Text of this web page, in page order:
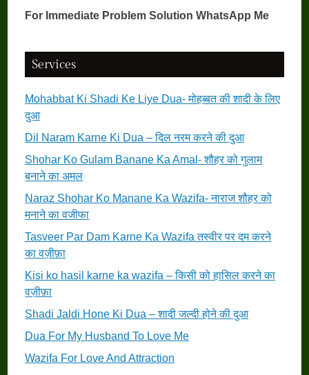
For Immediate Problem Solution WhatsApp Me
Services
Mohabbat Ki Shadi Ke Liye Dua- मोहब्बत की शादी के लिए
दुआ
Dil Naram Karne Ki Dua – दिल नरम करने की दुआ
Shohar Ko Gulam Banane Ka Amal- शौहर को गुलाम
बनाने का अमल
Naraz Shohar Ko Manane Ka Wazifa- नाराज शौहर को
मनाने का वजीफा
Tasveer Par Dam Karne Ka Wazifa तस्वीर पर दम करने
का वज़ीफ़ा
Kisi ko hasil karne ka wazifa – किसी को हासिल करने का
वज़ीफ़ा
Shadi Jaldi Hone Ki Dua – शादी जल्दी होने की दुआ
Dua For My Husband To Love Me
Wazifa For Love And Attraction